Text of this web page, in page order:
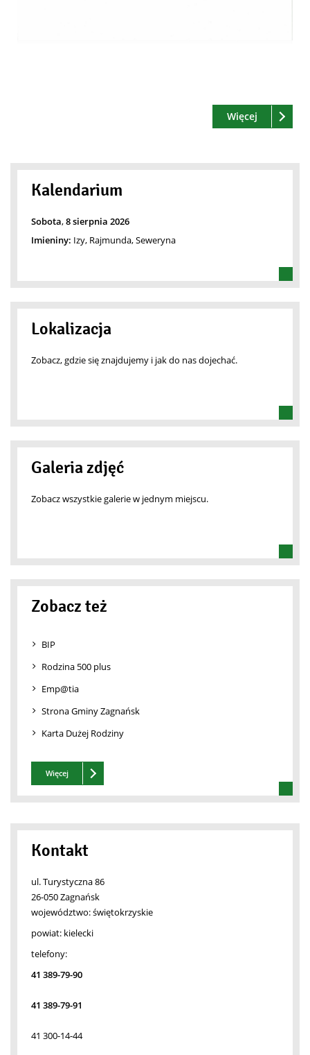
Czytaj
Więcej o:
Kalendarium
Sobota,8sierpnia 2026
Imieniny: Izy, Rajmunda, Seweryna
Lokalizacja
Zobacz, gdzie się znajdujemy i jak do nas dojechać.
Galeria zdjęć
Zobacz wszystkie galerie w jednym miejscu.
Zobacz też
BIP
Rodzina 500 plus
Emp@tia
Strona Gminy Zagnańsk
Karta Dużej Rodziny
WięcejZobacz też
Kontakt
ul. Turystyczna 86
26-050 Zagnańsk
województwo:świętokrzyskie
powiat: kielecki
telefony:
41 389-79-90
41 389-79-91
41 300-14-44